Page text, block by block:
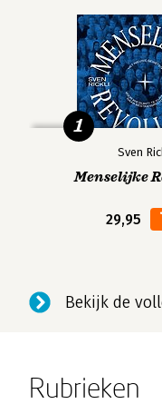
Sven
Menselijke
29,95
1
Bekijk de
Rubrieken